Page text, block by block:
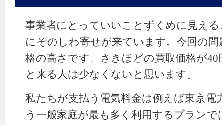
事業者にとっていいことずくめに見え
にそのしわ寄せが来ています。今回の
格の高さです。さきほどの買取価格が
と来る人は少なくないと思います。
私たちが支払う電気料金は例えば東京電
う一般家庭が最も多く利用するプランで